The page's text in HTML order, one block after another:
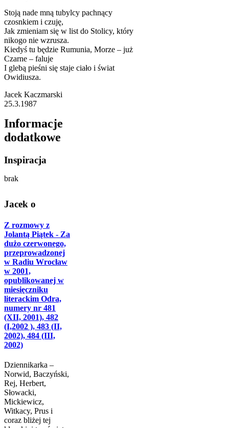
Stoją nade mną tubylcy pachnący
czosnkiem i czuję,
Jak zmieniam się w list do Stolicy, który
nikogo nie wzrusza.
Kiedyś tu będzie Rumunia, Morze – już
Czarne – faluje
I glebą pieśni się staje ciało i świat
Owidiusza.
Jacek Kaczmarski
25.3.1987
Informacje
dodatkowe
Inspiracja
brak
Jacek o
Z rozmowy z
Jolantą Piątek - Za
dużo czerwonego,
przeprowadzonej
w Radiu Wrocław
w 2001,
opublikowanej w
miesięczniku
literackim Odra,
numery nr 481
(XII, 2001), 482
(I,2002 ), 483 (II,
2002), 484 (III,
2002)
Dziennikarka –
Norwid, Baczyński,
Rej, Herbert,
Słowacki,
Mickiewicz,
Witkacy, Prus i
coraz bliżej tej